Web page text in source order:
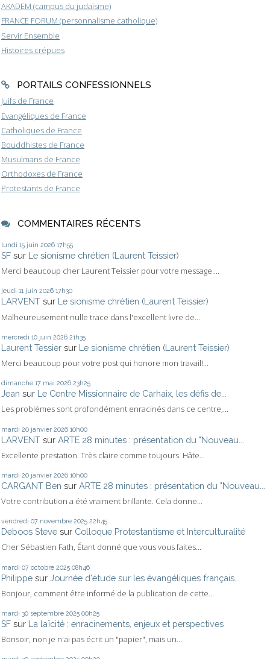
AKADEM (campus du judaïsme)
FRANCE FORUM (personnalisme catholique)
Servir Ensemble
Histoires crépues
PORTAILS CONFESSIONNELS
Juifs de France
Evangéliques de France
Catholiques de France
Bouddhistes de France
Musulmans de France
Orthodoxes de France
Protestants de France
COMMENTAIRES RÉCENTS
lundi 15 juin 2026 17h55
SF sur Le sionisme chrétien (Laurent Teissier)
Merci beaucoup cher Laurent Teissier pour votre message....
jeudi 11 juin 2026 17h30
LARVENT sur Le sionisme chrétien (Laurent Teissier)
Malheureusement nulle trace dans l'excellent livre de...
mercredi 10 juin 2026 21h35
Laurent Tessier sur Le sionisme chrétien (Laurent Teissier)
Merci beaucoup pour votre post qui honore mon travail!...
dimanche 17 mai 2026 23h25
Jean sur Le Centre Missionnaire de Carhaix, les défis de...
Les problèmes sont profondément enracinés dans ce centre,...
mardi 20 janvier 2026 10h00
LARVENT sur ARTE 28 minutes : présentation du "Nouveau...
Excellente prestation. Très claire comme toujours. Hâte...
mardi 20 janvier 2026 10h00
CARGANT Ben sur ARTE 28 minutes : présentation du "Nouveau...
Votre contribution a été vraiment brillante. Cela donne...
vendredi 07 novembre 2025 22h45
Deboos Steve sur Colloque Protestantisme et Interculturalité
Cher Sébastien Fath, Étant donné que vous vous faites...
mardi 07 octobre 2025 08h46
Philippe sur Journée d'étude sur les évangéliques français...
Bonjour, comment être informé de la publication de cette...
mardi 30 septembre 2025 00h25
SF sur La laïcité : enracinements, enjeux et perspectives
Bonsoir, non je n'ai pas écrit un "papier", mais un...